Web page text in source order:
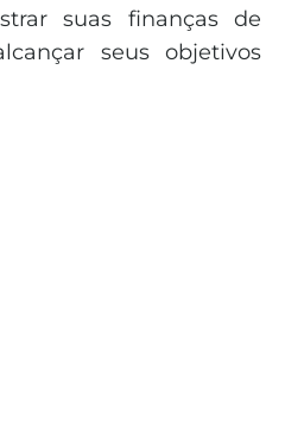
suas finanças de
seus objetivos